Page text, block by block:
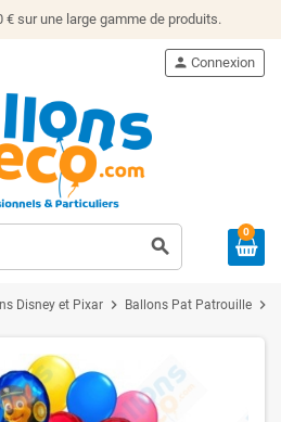
€ sur une large gamme de produits.
search
person Connexion
0
Disney et Pixar chevron_right Ballons Pat Patrouille chevron_right